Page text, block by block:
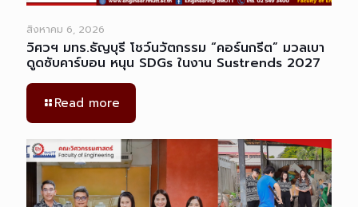
สิงหาคม 6, 2026
วิศวฯ มทร.ธัญบุรี โชว์นวัตกรรม “คอร์นกรีต” มวลเบา
ดูดซับคาร์บอน หนุน SDGs ในงาน Sustrends 2027
Read more